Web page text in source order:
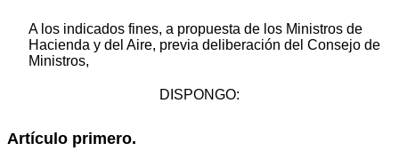
A los indicados fines, a propuesta de los Ministros de
Hacienda y del Aire, previa deliberación del Consejo de
Ministros,
DISPONGO:
Artículo primero.